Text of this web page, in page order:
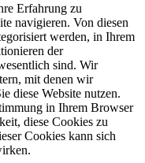
Erfahrung zu
navigieren. Von diesen
werden, in Ihrem
der
sind. Wir
mit denen wir
diese Website nutzen.
in Ihrem Browser
diese Cookies zu
Cookies kann sich